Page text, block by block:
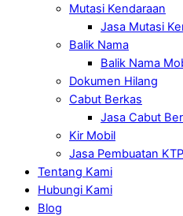
Mutasi Kendaraan
Jasa Mutasi
Balik Nama
Balik Nama
Dokumen Hilang
Cabut Berkas
Jasa Cabut
Kir Mobil
Jasa Pembuatan
Tentang Kami
Hubungi Kami
Blog